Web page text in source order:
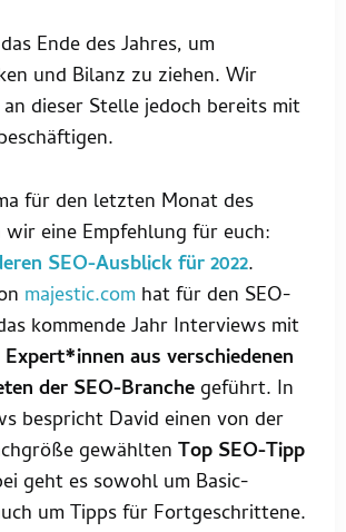
Ende des Jahres, um
und Bilanz zu ziehen. Wir
dieser Stelle jedoch bereits mit
für den letzten Monat des
wir eine Empfehlung für euch:
SEO-Ausblick für 2022.
majestic.com hat für den SEO-
kommende Jahr Interviews mit
Expert*innen aus verschiedenen
der SEO-Branchegeführt. In
bespricht David einen von der
gewählten Top SEO-Tipp
geht es sowohl um Basic-
um Tipps für Fortgeschrittene.